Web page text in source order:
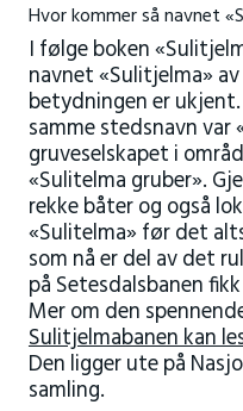
Hvor kommer så navnet
I følge boken
navnet «Sulitjelma»
betydningen er
samme stedsnavn
gruveselskapet i
«Sulitelma gruber».
rekke båter og også
«Sulitelma» før det
som nå er del av det
på Setesdalsbanen
Mer om den
Sulitjelmabanen kan
Den ligger ute på
samling.